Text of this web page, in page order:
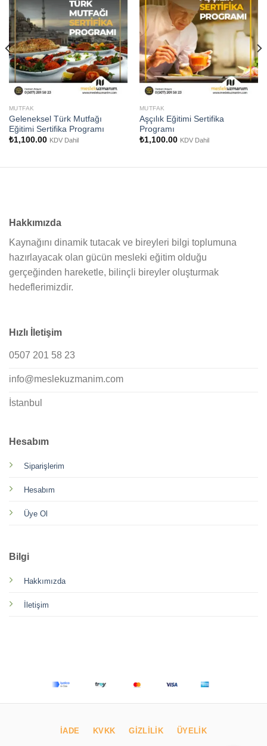
MUTFAK
Geleneksel Türk Mutfağı
Eğitimi Sertifika Programı
₺1,100.00 KDV Dahil
MUTFAK
Aşçılık Eğitimi Sertifika
Programı
₺1,100.00 KDV Dahil
Hakkımızda
Kaynağını dinamik tutacak ve bireyleri bilgi toplumuna
hazırlayacak olan gücün mesleki eğitim olduğu
gerçeğinden hareketle, bilinçli bireyler oluşturmak
hedeflerimizdir.
Hesabım
Siparişlerim
Hesabım
Üye Ol
Bilgi
Hakkımızda
İletişim
Hızlı İletişim
0507 201 58 23
info@meslekuzmanim.com
İstanbul
İADE KVKK GIZLILIK ÜYELIK